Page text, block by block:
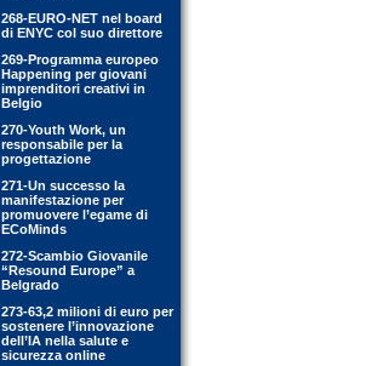
268-EURO-NET nel board
di ENYC col suo direttore
269-Programma europeo
Happening per giovani
imprenditori creativi in
Belgio
270-Youth Work, un
responsabile per la
progettazione
271-Un successo la
manifestazione per
promuovere l’egame di
ECoMinds
272-Scambio Giovanile
“Resound Europe” a
Belgrado
273-63,2 milioni di euro per
sostenere l’innovazione
dell’IA nella salute e
sicurezza online